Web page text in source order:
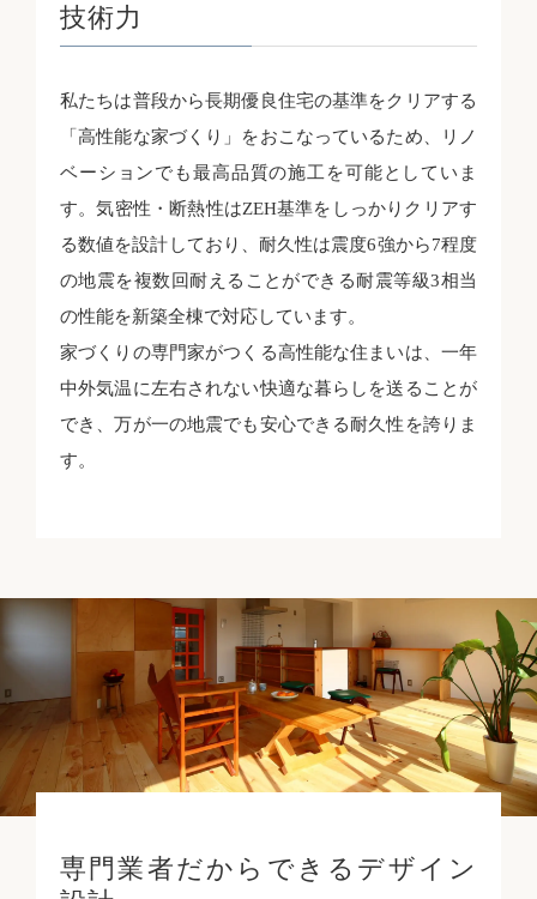
技術力
私たちは普段から長期優良住宅の基準をクリアする
「高性能な家づくり」をおこなっているため、リノ
ベーションでも最高品質の施工を可能としていま
す。気密性・断熱性はZEH基準をしっかりクリアす
る数値を設計しており、耐久性は震度6強から7程度
の地震を複数回耐えることができる耐震等級3相当
の性能を新築全棟で対応しています。
家づくりの専門家がつくる高性能な住まいは、一年
中外気温に左右されない快適な暮らしを送ることが
でき、万が一の地震でも安心できる耐久性を誇りま
す。
専門業者だからできるデザイン